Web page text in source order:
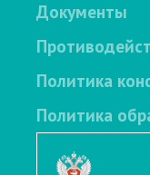
Документы
Политика
Политика